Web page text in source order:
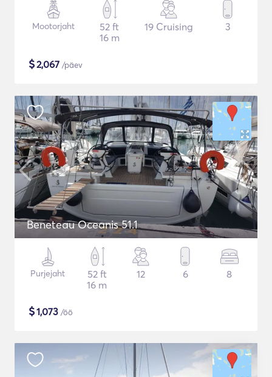
Mootorjaht
52 ft
16 m
19 Cruising 3
$2,067 /päev
Beneteau Oceanis 51.1
Purjejaht
52 ft
16 m
12 6 8
$1,073 /öö